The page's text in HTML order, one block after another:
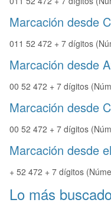
Marcación desde
011 52 472 + 7 dígitos
Marcación desde
00 52 472 + 7 dígitos
Marcación desde
00 52 472 + 7 dígitos
Marcación desde
+ 52 472 + 7 dígitos
Lo más